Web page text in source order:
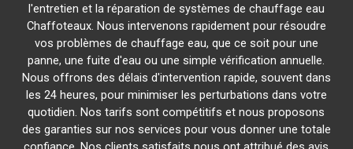
l'entretien et la réparation de systèmes de chauffage eau
Chaffoteaux. Nous intervenons rapidement pour résoudre
vos problèmes de chauffage eau, que ce soit pour une
panne, une fuite d'eau ou une simple vérification annuelle.
Nous offrons des délais d'intervention rapide, souvent dans
les 24 heures, pour minimiser les perturbations dans votre
quotidien. Nos tarifs sont compétitifs et nous proposons
des garanties sur nos services pour vous donner une totale